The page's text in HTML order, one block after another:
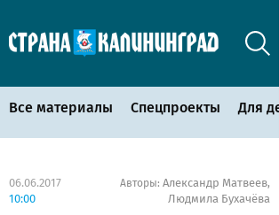
Все материалы Спецпроекты Для
06.06.2017
10:00
Авторы: Александр Матвеев,
Людмила Бухачёва